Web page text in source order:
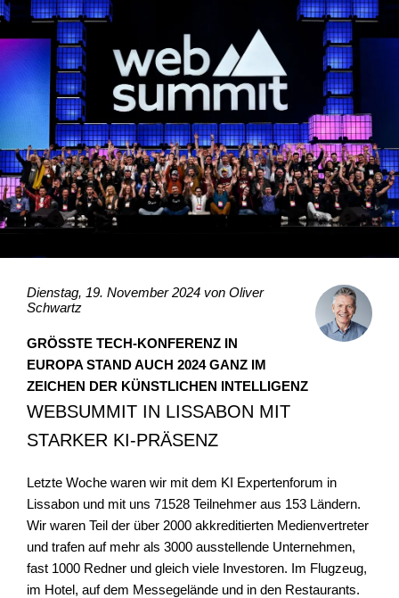
Dienstag, 19. November 2024 von Oliver
Schwartz
GRÖSSTE TECH-KONFERENZ IN E
UROPA STAND AUCH 2024 GANZ IM Z
EICHEN DER KÜNSTLICHEN INTELLIGENZ
WEBSUMMIT IN LISSABON MIT
STARKER KI-PRÄSENZ
Letzte Woche waren wir mit dem KI Expertenforum in
Lissabon und mit uns 71528 Teilnehmer aus 153 Ländern.
Wir waren Teil der über 2000 akkreditierten Medienvertreter
und trafen auf mehr als 3000 ausstellende Unternehmen,
fast 1000 Redner und gleich viele Investoren. Im Flugzeug,
im Hotel, auf dem Messegelände und in den Restaurants.